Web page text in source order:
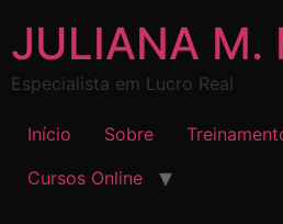
JULIANA M.
Especialista em Lucro Real
Início Sobre
Cursos Online